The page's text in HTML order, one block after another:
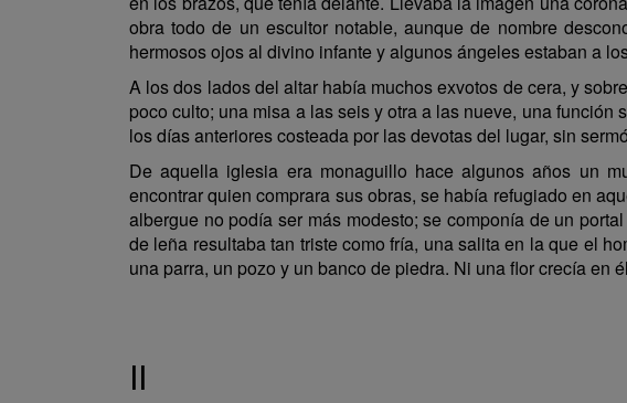
obra todo de un escultor notable, aunque de nombre
hermosos ojos al divino infante y algunos ángeles estaban a
A los dos lados del altar había muchos exvotos de cera, y
poco culto; una misa a las seis y otra a las nueve, una
los días anteriores costeada por las devotas del lugar, sin
De aquella iglesia era monaguillo hace algunos años un
encontrar quien comprara sus obras, se había refugiado en
albergue no podía ser más modesto; se componía de un
de leña resultaba tan triste como fría, una salita en la que el
una parra, un pozo y un banco de piedra. Ni una flor crecía en
II